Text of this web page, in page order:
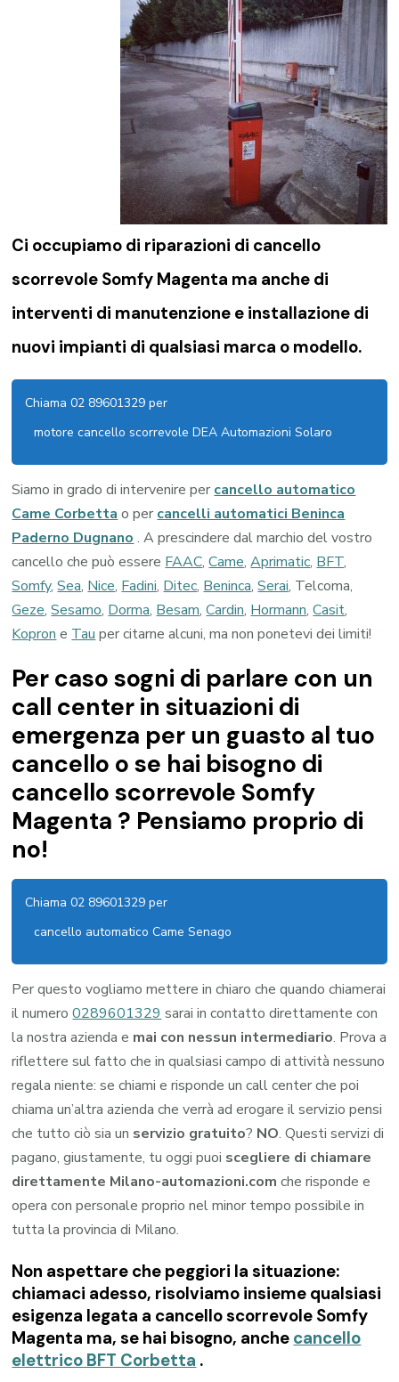
Ci occupiamo di riparazioni di cancello
scorrevole Somfy Magenta ma anche di
interventi di manutenzione e installazione di
nuovi impianti di qualsiasi marca o modello.
Chiama 02 89601329 per
motore cancello scorrevole DEA Automazioni Solaro
Siamo in grado di intervenire per cancello automatico
Came Corbetta o per cancelli automatici Beninca
Paderno Dugnano . A prescindere dal marchio del vostro
cancello che può essere FAAC,Came,Aprimatic, BFT,
Somfy,Sea, Nice, Fadini, Ditec, Beninca,Serai, Telcoma,
Geze,Sesamo, Dorma, Besam,Cardin, Hormann,Casit,
Kopron e Tau per citarne alcuni, ma non ponetevi dei limiti!
Per caso sogni di parlare con un
call center in situazioni di
emergenza per un guasto al tuo
cancello o se hai bisogno di
cancello scorrevole Somfy
Magenta ? Pensiamo proprio di
no!
Chiama 02 89601329 per
cancello automatico Came Senago
Per questo vogliamo mettere in chiaro che quando chiamerai
il numero0289601329sarai in contatto direttamente con
la nostra azienda e mai con nessun intermediario. Prova a
riflettere sul fatto che in qualsiasi campo di attività nessuno
regala niente: se chiami e risponde un call center che poi
chiama un’altra azienda che verrà ad erogare il servizio pensi
che tutto ciò sia un servizio gratuito? NO. Questi servizi di
pagano, giustamente, tu oggi puoi scegliere di chiamare
direttamente Milano-automazioni.com che risponde e
opera con personale proprio nel minor tempo possibile in
tutta la provincia di Milano.
Non aspettare che peggiori la situazione:
chiamaci adesso, risolviamo insieme qualsiasi
esigenza legata a cancello scorrevole Somfy
Magenta ma, se hai bisogno, anche cancello
elettrico BFT Corbetta .